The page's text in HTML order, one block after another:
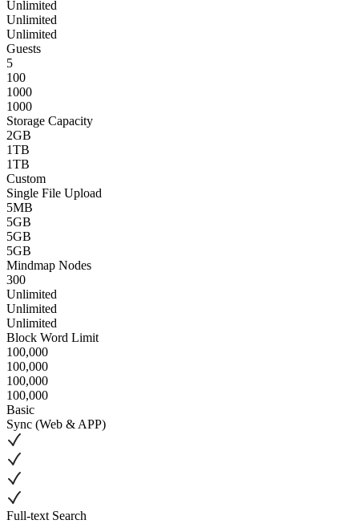
Unlimited
Unlimited
Unlimited
Guests
5
100
1000
1000
Storage Capacity
2GB
1TB
1TB
Custom
Single File Upload
5MB
5GB
5GB
5GB
Mindmap Nodes
300
Unlimited
Unlimited
Unlimited
Block Word Limit
100,000
100,000
100,000
100,000
Basic
Sync (Web & APP)
Full-text Search